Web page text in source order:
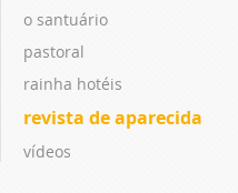
o santuário
pastoral
rainha hotéis
revista de aparecida
vídeos